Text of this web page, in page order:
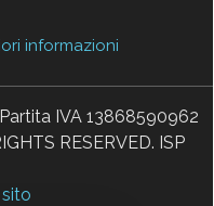
informazioni
IVA 13868590962
RESERVED. ISP